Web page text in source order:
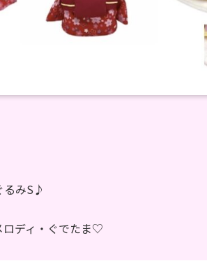
るみS♪
ロディ・ぐでたま♡